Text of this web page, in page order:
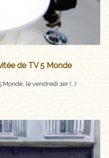
de TV 5 Monde
Monde, le vendredi 1er (…)